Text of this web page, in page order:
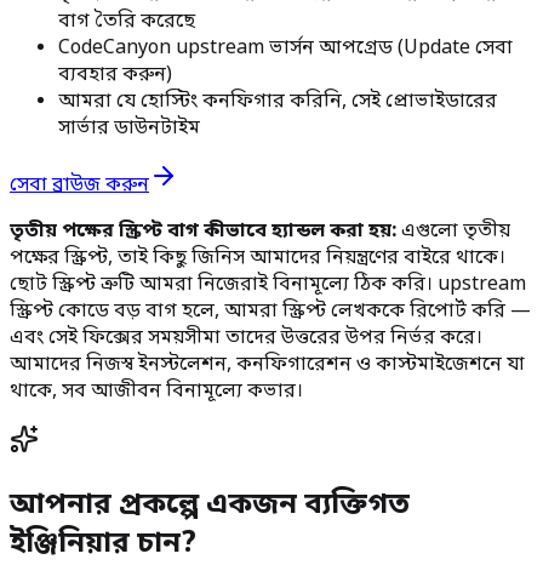
বাগ তৈরি করেছে
CodeCanyon upstream ভার্সন আপগ্রেড (Update সেবা
ব্যবহার করুন)
আমরা যে হোস্টিং কনফিগার করিনি, সেই প্রোভাইডারের
সার্ভার ডাউনটাইম
সেবা ব্রাউজ করুন
তৃতীয় পক্ষের স্ক্রিপ্ট বাগ কীভাবে হ্যান্ডল করা হয়:এগুলো তৃতীয়
পক্ষের স্ক্রিপ্ট, তাই কিছু জিনিস আমাদের নিয়ন্ত্রণের বাইরে থাকে।
ছোট স্ক্রিপ্ট ত্রুটি আমরা নিজেরাই বিনামূল্যে ঠিক করি। upstream
স্ক্রিপ্ট কোডে বড় বাগ হলে, আমরা স্ক্রিপ্ট লেখককে রিপোর্ট করি —
এবং সেই ফিক্সের সময়সীমা তাদের উত্তরের উপর নির্ভর করে।
আমাদের নিজস্ব ইনস্টলেশন, কনফিগারেশন ও কাস্টমাইজেশনে যা
থাকে, সব আজীবন বিনামূল্যে কভার।
আপনার প্রকল্পে একজন ব্যক্তিগত
ইঞ্জিনিয়ার চান?